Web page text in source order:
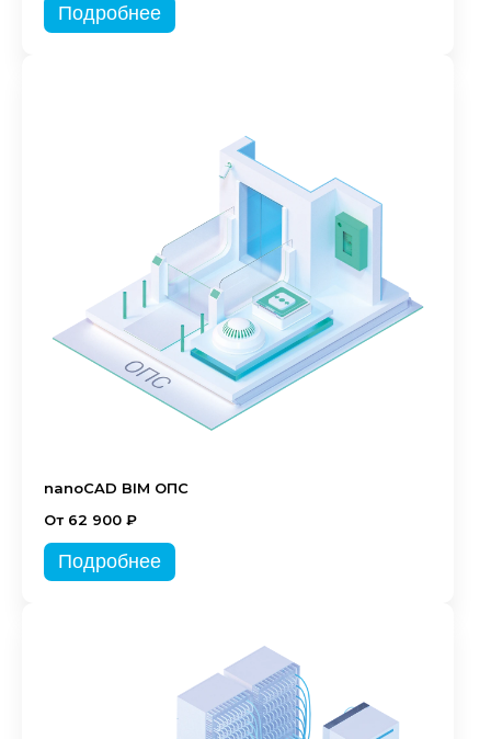
Подробнее
nanoCAD BIM ОПС
От 62 900 ₽
Подробнее